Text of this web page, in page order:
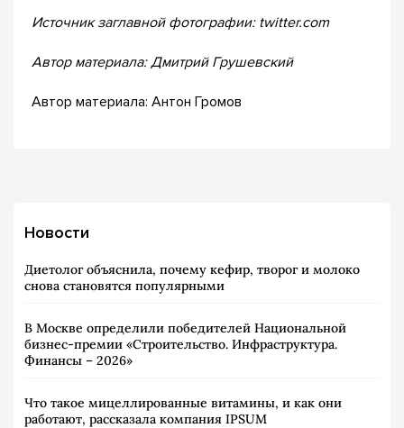
Источник заглавной фотографии: twitter.com
Автор материала: Дмитрий Грушевский
Автор материала: Антон Громов
Новости
Диетолог объяснила, почему кефир, творог и молоко
снова становятся популярными
В Москве определили победителей Национальной
бизнес-премии «Строительство. Инфраструктура.
Финансы – 2026»
Что такое мицеллированные витамины, и как они
работают, рассказала компания IPSUM